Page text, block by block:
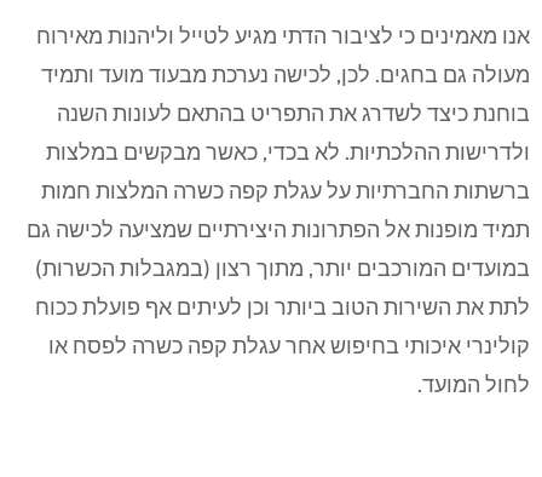
אנו מאמינים כי לציבור הדתי מגיע לטייל וליהנות מאירוח
מעולה גם בחגים. לכן, לכישה נערכת מבעוד מועד ותמיד
בוחנת כיצד לשדרג את התפריט בהתאם לעונות השנה
ולדרישות ההלכתיות. לא בכדי, כאשר מבקשים במלצות
ברשתות החברתיות על עגלת קפה כשרה המלצות חמות
תמיד מופנות אל הפתרונות היצירתיים שמציעה לכישה גם
במועדים המורכבים יותר, מתוך רצון (במגבלות הכשרות)
לתת את השירות הטוב ביותר וכן לעיתים אף פועלת ככוח
קולינרי איכותי בחיפוש אחר עגלת קפה כשרה לפסח או
לחול המועד.